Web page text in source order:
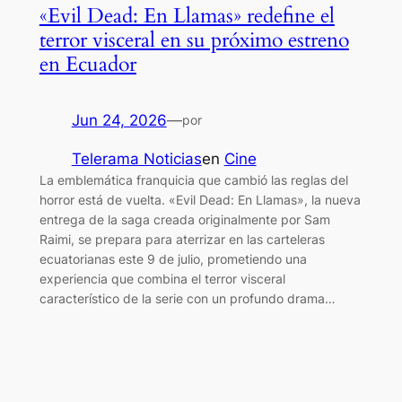
«Evil Dead: En Llamas» redefine el
terror visceral en su próximo estreno
en Ecuador
Jun 24, 2026—por
Telerama Noticiasen Cine
La emblemática franquicia que cambió las reglas del
horror está de vuelta. «Evil Dead: En Llamas», la nueva
entrega de la saga creada originalmente por Sam
Raimi, se prepara para aterrizar en las carteleras
ecuatorianas este 9 de julio, prometiendo una
experiencia que combina el terror visceral
característico de la serie con un profundo drama…